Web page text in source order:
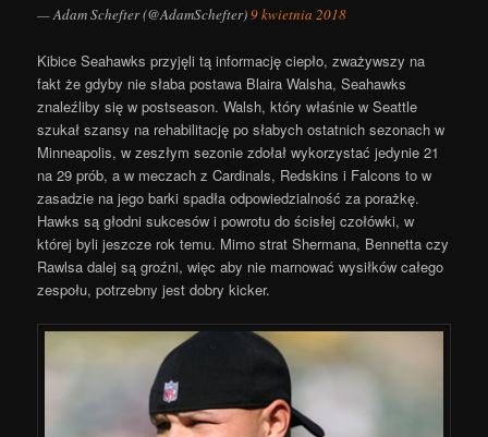
— Adam Schefter (@AdamSchefter)9 kwietnia 2018
Kibice Seahawks przyjęli tą informację ciepło, zważywszy na
fakt że gdyby nie słaba postawa Blaira Walsha, Seahawks
znaleźliby się w postseason. Walsh, który właśnie w Seattle
szukał szansy na rehabilitację po słabych ostatnich sezonach w
Minneapolis, w zeszłym sezonie zdołał wykorzystać jedynie 21
na 29 prób, a w meczach z Cardinals, Redskins i Falcons to w
zasadzie na jego barki spadła odpowiedzialność za porażkę.
Hawks są głodni sukcesów i powrotu do ścisłej czołówki, w
której byli jeszcze rok temu. Mimo strat Shermana, Bennetta czy
Rawlsa dalej są groźni, więc aby nie marnować wysiłków całego
zespołu, potrzebny jest dobry kicker.